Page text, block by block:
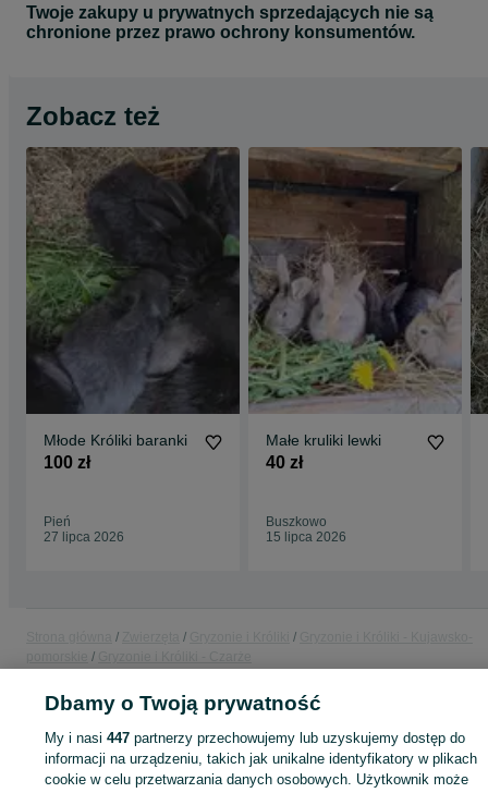
Twoje zakupy u prywatnych sprzedających nie są
chronione przez prawo ochrony konsumentów.
Zobacz też
Młode Króliki baranki
100 zł
Pień
27 lipca 2026
Małe kruliki lewki
40 zł
Buszkowo
15 lipca 2026
KATEGORIA
936142064 Wyświetlenia:
Dbamy o Twoją prywatność
My i nasi447 partnerzy przechowujemy lub uzyskujemy dostęp do
informacji na urządzeniu, takich jak unikalne identyfikatory w plikach
cookie w celu przetwarzania danych osobowych. Użytkownik może